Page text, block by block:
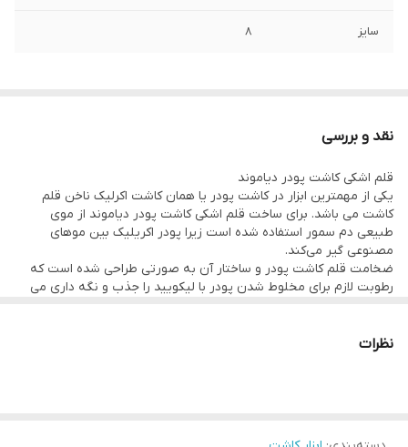
سایز 8
نقد و بررسی
قلم اشکی کاشت پودر دیاموند
یکی از مهمترین ابزار در کاشت پودر یا همان کاشت اکرلیک ناخن قلم
کاشت می باشد. برای ساخت قلم اشکی کاشت پودر دیاموند از موی
طبیعی دم سمور استفاده شده است زیرا پودر اکریلیک بین موهای
مصنوعی گیر می‌کند.
ضخامت قلم کاشت پودر و ساختار آن به صورتی طراحی شده است که
رطوبت لازم برای مخلوط شدن پودر با لیکویید را جذب و نگه داری می
قلم های کاشت پودر هم انواع مختلفی اعم از سر گرد و سر تخت دارد که
نظرات